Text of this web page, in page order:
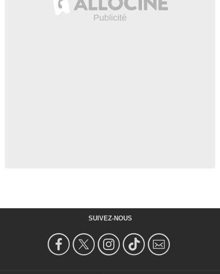
SUIVEZ-NOUS